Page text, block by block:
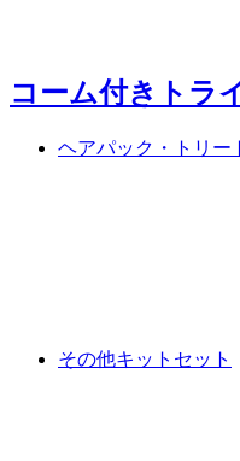
コーム付きトラ
ヘアパック・トリー
その他キットセット